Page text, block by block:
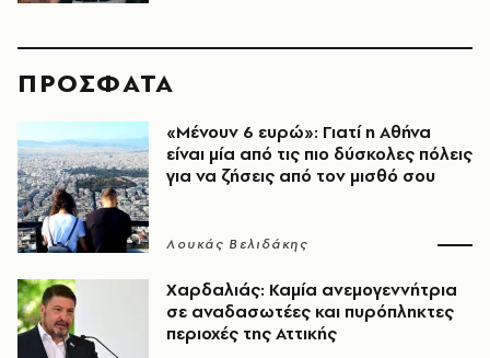
ΠΡΟΣΦΑΤΑ
«Μένουν 6 ευρώ»: Γιατί η Αθήνα
είναι μία από τις πιο δύσκολες πόλεις
για να ζήσεις από τον μισθό σου
Λουκάς Βελιδάκης
Χαρδαλιάς: Καμία ανεμογεννήτρια
σε αναδασωτέες και πυρόπληκτες
περιοχές της Αττικής